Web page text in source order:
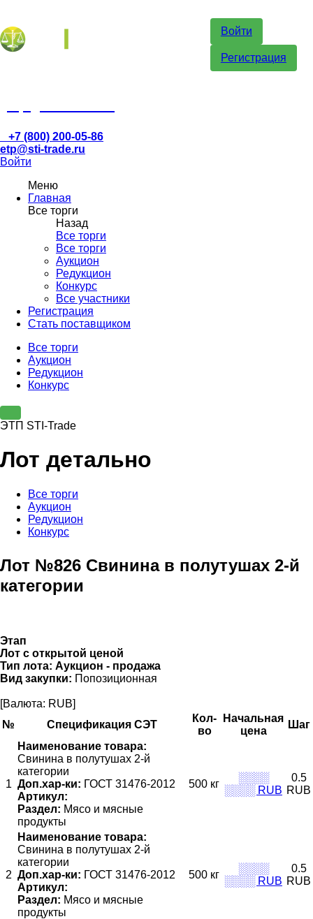
Войти
Регистрация
+7 (800) 200-05-86
etp@sti-trade.ru
Войти
Меню
Главная
Все торги
Назад
Все торги
Все торги
Аукцион
Редукцион
Конкурс
Все участники
Регистрация
Стать поставщиком
Все торги
Аукцион
Редукцион
Конкурс
ЭТП STI-Trade
Лот детально
Все торги
Аукцион
Редукцион
Конкурс
Лот №826 Свинина в полутушах 2-й
категории
Этап
Лот с открытой ценой
Тип лота: Аукцион - продажа
Вид закупки: Попозиционная
[Валюта: RUB]
№
Спецификация СЭТ
Кол-
во
Начальная
цена
Шаг
1
Наименование товара:
Свинина в полутушах 2-й
категории
Доп.хар-ки: ГОСТ 31476-2012
Артикул:
Раздел: Мясо и мясные
продукты
500 кг
░░░░
░░░░ RUB
0.5
RUB
2
Наименование товара:
Свинина в полутушах 2-й
категории
Доп.хар-ки: ГОСТ 31476-2012
Артикул:
Раздел: Мясо и мясные
продукты
500 кг
░░░░
░░░░ RUB
0.5
RUB